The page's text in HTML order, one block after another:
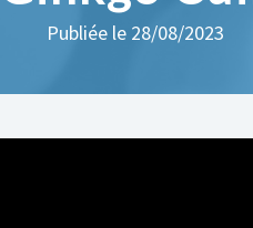
Publiée le 28/08/2023